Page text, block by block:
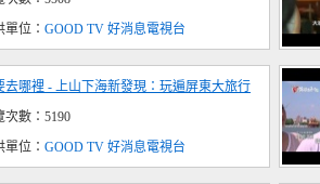
單位： GOOD TV 好消息電視台
去哪裡 - 上山下海新發現：玩遍屏東大旅行
次數：5190
單位： GOOD TV 好消息電視台